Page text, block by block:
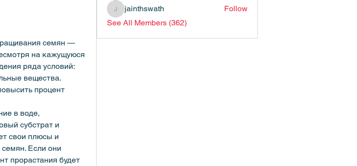
семян —
на кажущуюся
ряда условий:
вещества.
процент
в воде,
субстрат и
свои плюсы и
Если они
прорастания будет
jainthswath
jainthswath
Follow
See All Members (362)